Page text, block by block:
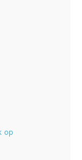
op